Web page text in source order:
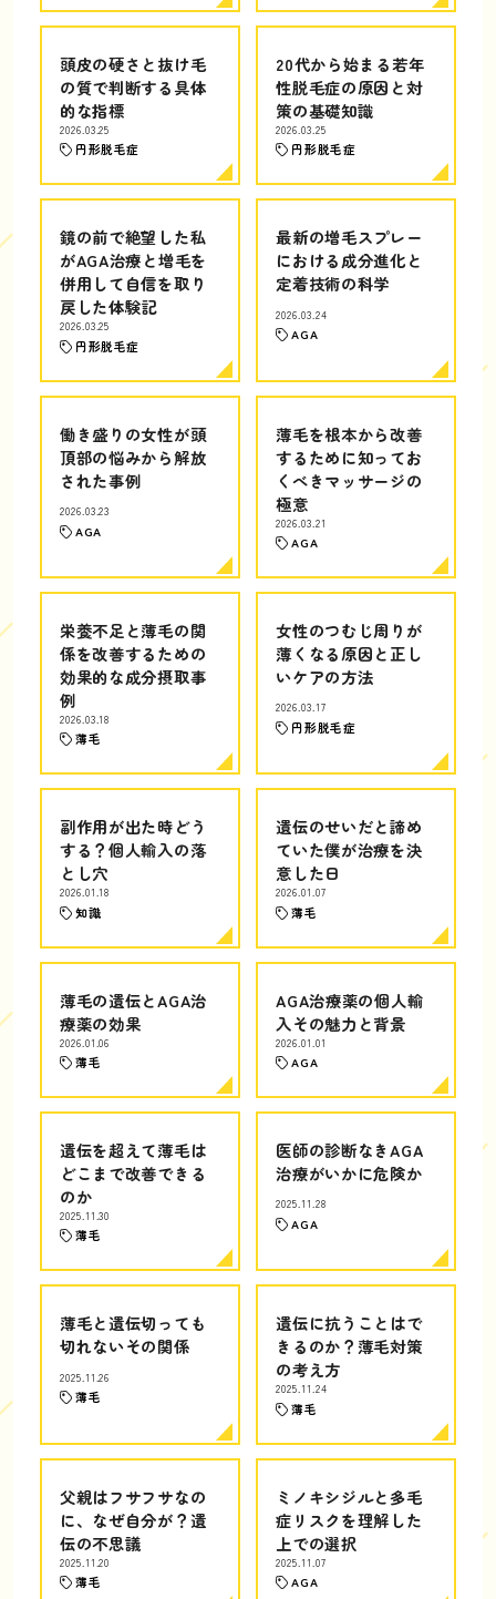
頭皮の硬さと抜け毛
の質で判断する具体
的な指標
2026.03.25
円形脱毛症
20代から始まる若年
性脱毛症の原因と対
策の基礎知識
2026.03.25
円形脱毛症
鏡の前で絶望した私
がAGA治療と増毛を
併用して自信を取り
戻した体験記
2026.03.25
円形脱毛症
最新の増毛スプレー
における成分進化と
定着技術の科学
2026.03.24
AGA
働き盛りの女性が頭
頂部の悩みから解放
された事例
2026.03.23
AGA
薄毛を根本から改善
するために知ってお
くべきマッサージの
極意
2026.03.21
AGA
栄養不足と薄毛の関
係を改善するための
効果的な成分摂取事
例
2026.03.18
薄毛
女性のつむじ周りが
薄くなる原因と正し
いケアの方法
2026.03.17
円形脱毛症
副作用が出た時どう
する？個人輸入の落
とし穴
2026.01.18
知識
遺伝のせいだと諦め
ていた僕が治療を決
意した日
2026.01.07
薄毛
薄毛の遺伝とAGA治
療薬の効果
2026.01.06
薄毛
AGA治療薬の個人輸
入その魅力と背景
2026.01.01
AGA
遺伝を超えて薄毛は
どこまで改善できる
のか
2025.11.30
薄毛
医師の診断なきAGA
治療がいかに危険か
2025.11.28
AGA
薄毛と遺伝切っても
切れないその関係
2025.11.26
薄毛
遺伝に抗うことはで
きるのか？薄毛対策
の考え方
2025.11.24
薄毛
父親はフサフサなの
に、なぜ自分が？遺
伝の不思議
2025.11.20
薄毛
ミノキシジルと多毛
症リスクを理解した
上での選択
2025.11.07
AGA